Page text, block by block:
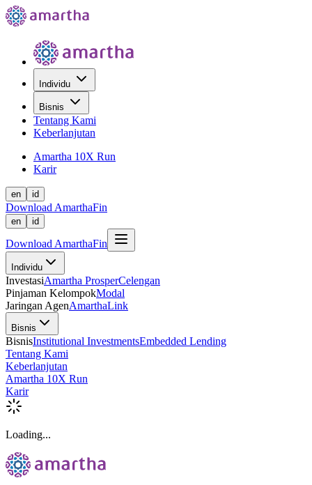
Individu
Bisnis
Tentang Kami
Keberlanjutan
Amartha 10X Run
Karir
en id
Download AmarthaFin
en id
Download AmarthaFin
Individu
InvestasiAmartha ProsperCelengan
Pinjaman KelompokModal
Jaringan AgenAmarthaLink
Bisnis
BisnisInstitutional InvestmentsEmbedded Lending
Tentang Kami
Keberlanjutan
Amartha 10X Run
Karir
Loading...